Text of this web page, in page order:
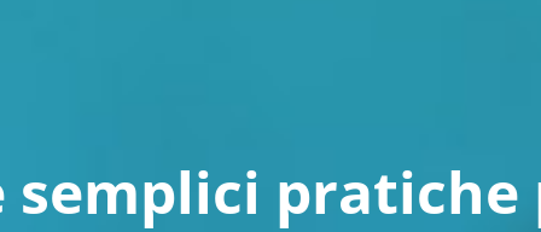
semplici pratiche